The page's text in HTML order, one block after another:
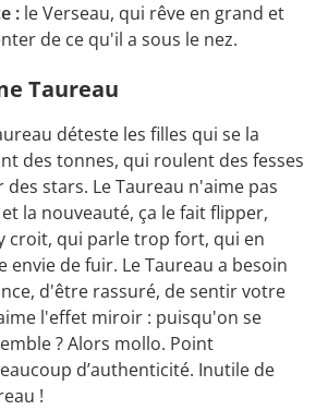
: le Verseau, qui rêve en grand et
de ce qu'il a sous le nez.
Taureau
déteste les filles qui se la
des tonnes, qui roulent des fesses
stars. Le Taureau n'aime pas
la nouveauté, ça le fait flipper,
croit, qui parle trop fort, qui en
envie de fuir. Le Taureau a besoin
d'être rassuré, de sentir votre
l'effet miroir : puisqu'on se
? Alors mollo. Point
d’authenticité. Inutile de
!